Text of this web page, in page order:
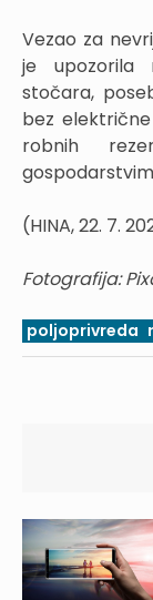
Vezao za
je upozorila
stočara,
bez
robnih
(HINA, 22. 7.
Fotografija:
poljoprivreda